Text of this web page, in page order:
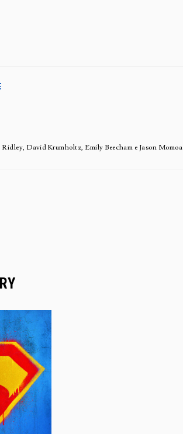
David Krumholtz, Emily Beecham e Jason Momoa